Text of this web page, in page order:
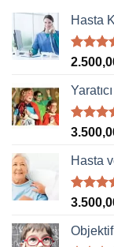
Hasta
5
aldı
5
aldı
Hasta
5
aldı